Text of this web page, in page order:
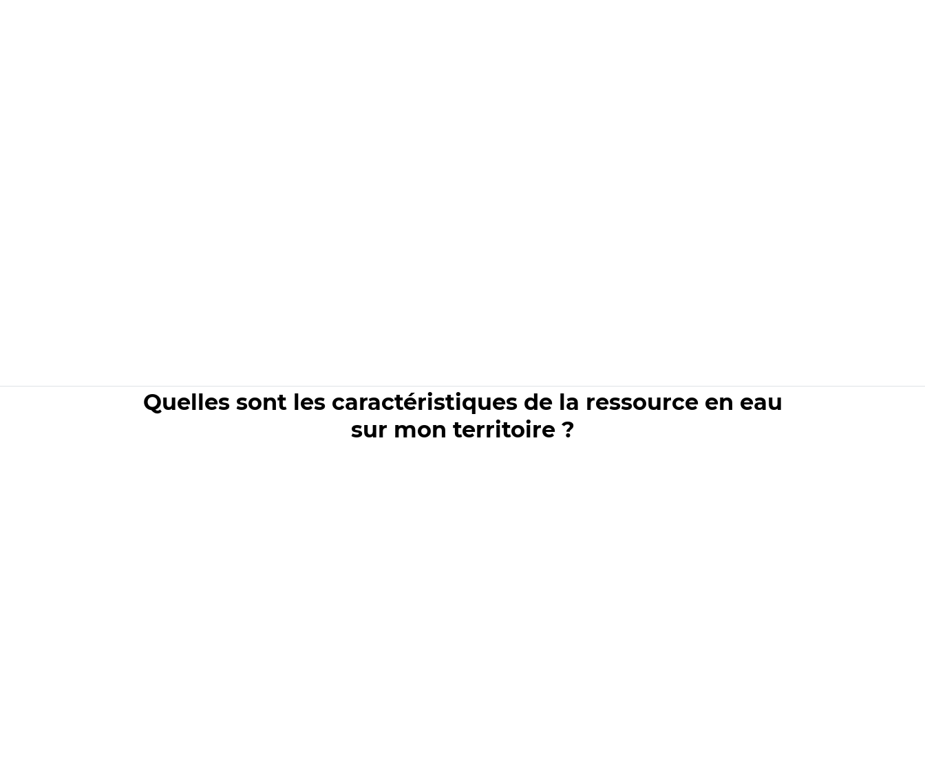
Quelles sont les caractéristiques de la ressource en eau
sur mon territoire ?